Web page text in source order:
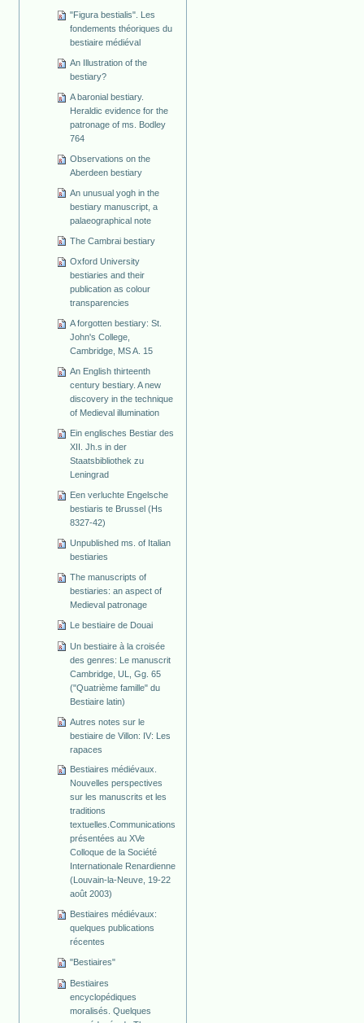
"Figura bestialis". Les
fondements théoriques du
bestiaire médiéval
An Illustration of the
bestiary?
A baronial bestiary.
Heraldic evidence for the
patronage of ms. Bodley
764
Observations on the
Aberdeen bestiary
An unusual yogh in the
bestiary manuscript, a
palaeographical note
The Cambrai bestiary
Oxford University
bestiaries and their
publication as colour
transparencies
A forgotten bestiary: St.
John's College,
Cambridge, MS A. 15
An English thirteenth
century bestiary. A new
discovery in the technique
of Medieval illumination
Ein englisches Bestiar des
XII. Jh.s in der
Staatsbibliothek zu
Leningrad
Een verluchte Engelsche
bestiaris te Brussel (Hs
8327-42)
Unpublished ms. of Italian
bestiaries
The manuscripts of
bestiaries: an aspect of
Medieval patronage
Le bestiaire de Douai
Un bestiaire à la croisée
des genres: Le manuscrit
Cambridge, UL, Gg. 65
("Quatrième famille" du
Bestiaire latin)
Autres notes sur le
bestiaire de Villon: IV: Les
rapaces
Bestiaires médiévaux.
Nouvelles perspectives
sur les manuscrits et les
traditions
textuelles.Communications
présentées au XVe
Colloque de la Société
Internationale Renardienne
(Louvain-la-Neuve, 19-22
août 2003)
Bestiaires médiévaux:
quelques publications
récentes
"Bestiaires"
Bestiaires
encyclopédiques
moralisés. Quelques